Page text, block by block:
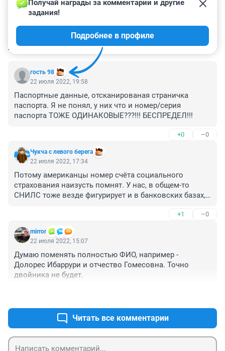
КОММЕНТАРИИ 76
гость 98
Получай награды за комментарии и другие
задания!
Подробнее в профиле
22 июля 2022, 19:58
Паспортные данные, отсканированая страничка
паспорта. Я не понял, у них что и номер/серия
паспорта ТОЖЕ ОДИНАКОВЫЕ???!!! БЕСПРЕДЕЛ!!!
+0 –0
Чукча с левого берега
22 июля 2022, 17:34
Потому американцы номер счёта социального
страхования наизусть помнят. У нас, в общем-то
СНИЛС тоже везде фигурирует и в банковских базах,
существование.
+1 –0
mirror
22 июля 2022, 15:07
Думаю поменять полностью ФИО, например -
Долорес Ибаррури и отчество Гомесовна. Точно
двойника не будет.
Читать все комментарии